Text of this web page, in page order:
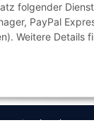
folgender
PayPal
Weitere Details
© BieTal GmbH |